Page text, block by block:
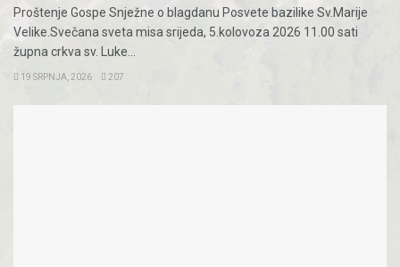
Proštenje Gospe Snježne o blagdanu Posvete bazilike Sv.Marije
Velike.Svečana sveta misa srijeda, 5.kolovoza 2026 11.00 sati
župna crkva sv. Luke...
19 SRPNJA, 2026 207